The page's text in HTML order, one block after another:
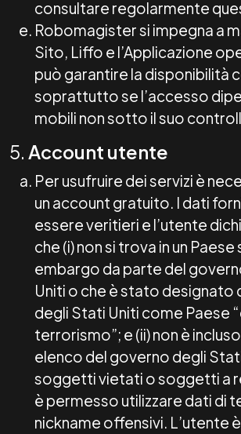
consultare regolarmente
Robomagister si impegna a
Sito, Liffo e l’Applicazione
può garantire la disponibilità
soprattutto se l’accesso
mobili non sotto il suo
5. Account utente
Per usufruire dei servizi è
un account gratuito. I dati
essere veritieri e l’utente
che (i) non si trova in un
embargo da parte del
Uniti o che è stato designato
degli Stati Uniti come Paese
terrorismo”; e (ii) non è
elenco del governo degli
soggetti vietati o soggetti a
è permesso utilizzare dati di
nickname offensivi. L’utente